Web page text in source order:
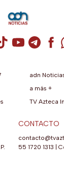
de X / Twitter
de
Cuenta de
Cuenta de
adn
a más +
TV Azteca
CONTACTO
55 1720 1313